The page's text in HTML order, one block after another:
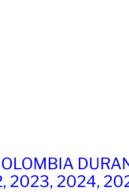
2023, 2024,